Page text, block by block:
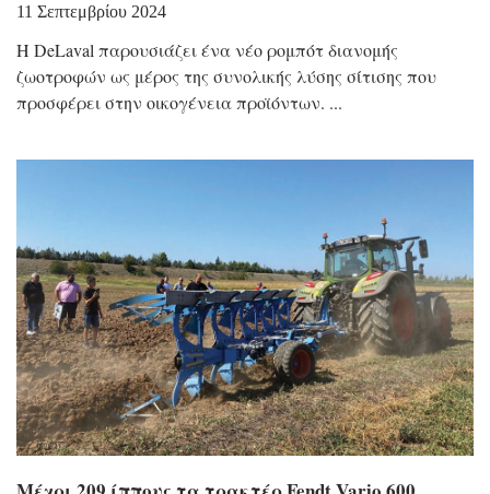
11 Σεπτεμβρίου 2024
Η DeLaval παρουσιάζει ένα νέο ρομπότ διανομής
ζωοτροφών ως μέρος της συνολικής λύσης σίτισης που
προσφέρει στην οικογένεια προϊόντων.